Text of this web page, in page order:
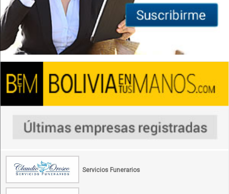
Servicios Funerarios